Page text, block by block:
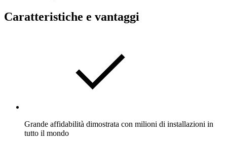
Caratteristiche e vantaggi
Grande affidabilità dimostrata con milioni di installazioni in
tutto il mondo